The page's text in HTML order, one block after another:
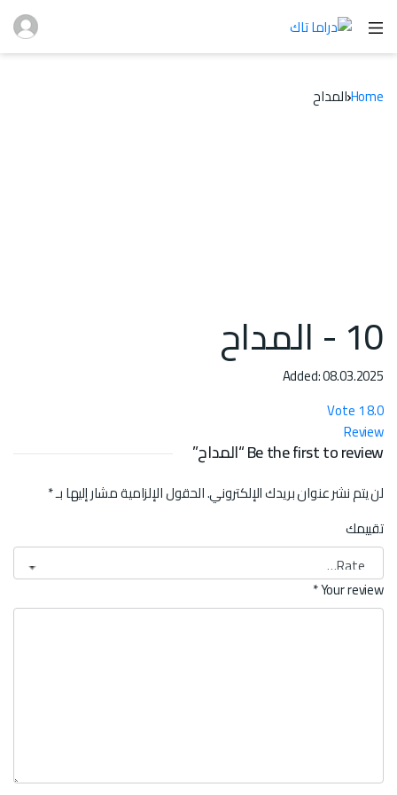
Homeالمداح
10 - المداح
Added: 08.03.2025
8.0
1
Review
Be the first to review “المداح”
لن يتم نشر عنوان بريدك الإلكتروني.الحقول الإلزامية مشار إليها بـ*
تقييمك
Your review
*